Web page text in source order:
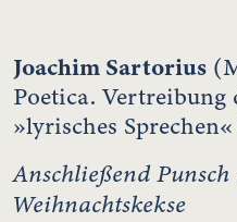
Joachim Sartorius
Poetica. Vertreibung
»lyrisches
Anschließend
Weihnachtskekse